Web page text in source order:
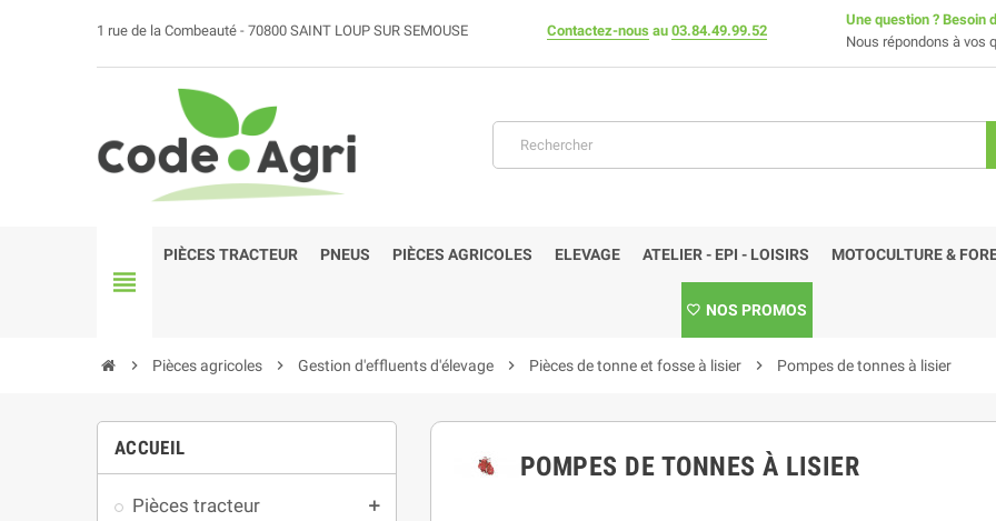
1 rue de la Combeauté - 70800 SAINT LOUP SUR SEMOUSE Contactez-nous au 03.84.49.99.52
Une question ? Besoin
Nous répondons à vos
view_headline
PIÈCES TRACTEUR PNEUS PIÈCES AGRICOLES ELEVAGE ATELIER - EPI - LOISIRS MOTOCULTURE &
NOS PROMOS
chevron_right Pièces agricoles chevron_right Gestion d'effluents d'élevage chevron_right Pièces de tonne et fosse à lisier chevron_right Pompes de tonnes à lisier
ACCUEIL
Pièces tracteur add
POMPES DE TONNES À LISIER